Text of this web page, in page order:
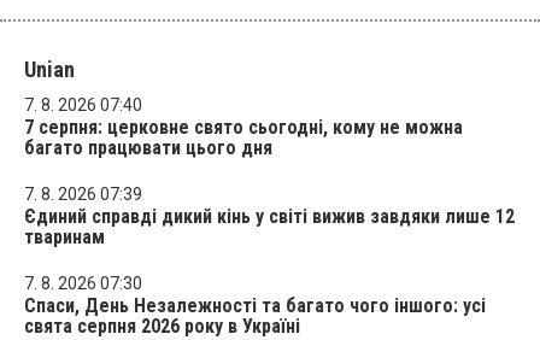
Unian
7. 8. 2026 07:40
7 серпня: церковне свято сьогодні, кому не можна
багато працювати цього дня
7. 8. 2026 07:39
Єдиний справді дикий кінь у світі вижив завдяки лише 12
тваринам
7. 8. 2026 07:30
Спаси, День Незалежності та багато чого іншого: усі
свята серпня 2026 року в Україні